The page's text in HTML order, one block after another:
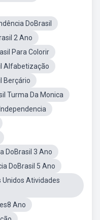
DoBrasil
2 Ano
Para Colorir
Alfabetização
Berçário
Turma Da Monica
DoBrasil 3 Ano
DoBrasil 5 Ano
Unidos Atividades
Ano